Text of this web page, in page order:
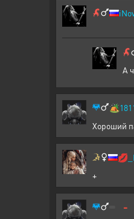
А
🏕️
Хороший
💋
+
-